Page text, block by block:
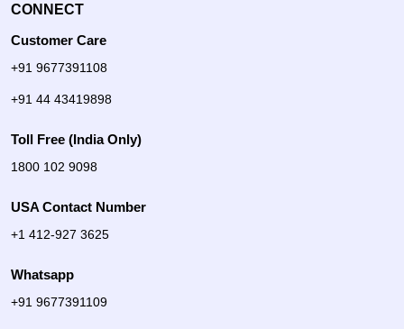
CONNECT
Customer Care
+91 9677391108
+91 44 43419898
Toll Free (India Only)
1800 102 9098
USA Contact Number
+1 412-927 3625
Whatsapp
+91 9677391109